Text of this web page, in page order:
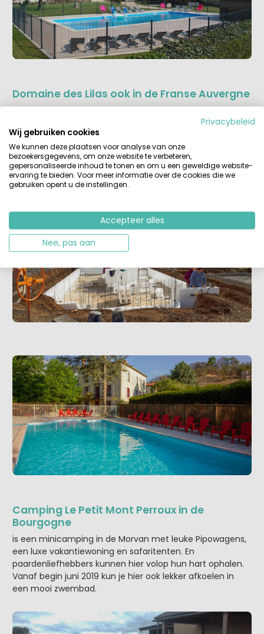
Domaine des Lilas ook in de Franse Auvergne
De Familie Best heeft in de Auvergne een fijn
glampingdomein. De dames hier weten
dat een vakantie in het zonnige Frankrijk nog leuker wordt
met een fijn zwembad. Na maanden hard werken is het
zwembad bijna klaar en kan er deze zomer weer volop
gespeeld en gezwommen worden. Laat de zon maar
volop schijnen want afkoelen is op Domaine des Lilas een
Camping Le Petit Mont Perroux in de
Bourgogne
is een minicamping in de Morvan met leuke Pipowagens,
een luxe vakantiewoning en safaritenten. En
paardenliefhebbers kunnen hier volop hun hart ophalen.
Vanaf begin juni 2019 kun je hier ook lekker afkoelen in
een mooi zwembad.
Privacybeleid
Wij gebruiken cookies
We kunnen deze plaatsen voor analyse van onze
bezoekersgegevens, om onze website te verbeteren,
gepersonaliseerde inhoud te tonen en om u een geweldige website-
ervaring te bieden. Voor meer informatie over de cookies die we
gebruiken opent u de instellingen.
Accepteer alles
Nee, pas aan